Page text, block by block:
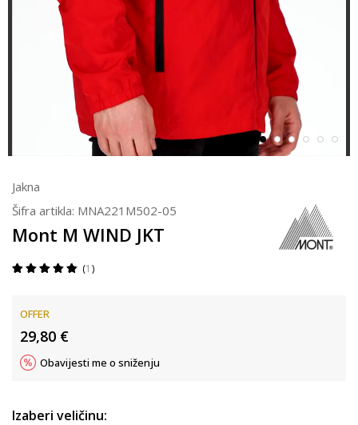
Jakna
Šifra artikla: MNA221M502-05
Mont M WIND JKT
1
OFFER
29,80 €
Obavijesti me o sniženju
Izaberi veličinu: